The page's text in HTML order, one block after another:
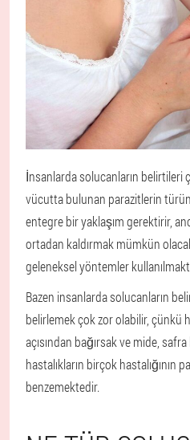
İnsanlarda solucanların belirtileri
vücutta bulunan parazitlerin
entegre bir yaklaşım gerektirir,
ortadan kaldırmak mümkün
geleneksel yöntemler
Bazen insanlarda solucanların
belirlemek çok zor olabilir, çünkü
açısından bağırsak ve mide,
hastalıkların birçok hastalığının
benzemektedir.